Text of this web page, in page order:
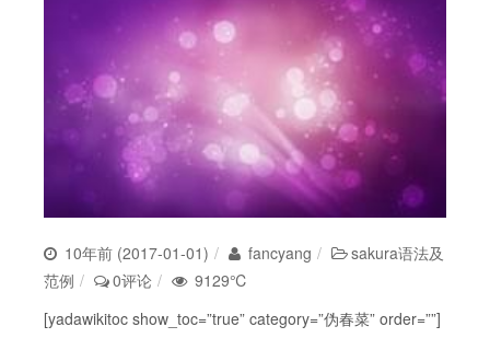
10年前 (2017-01-01) fancyang
sakura语法及
范例
0评论
9129℃
[yadawikitoc show_toc=”true” category=”伪春菜” order=””]